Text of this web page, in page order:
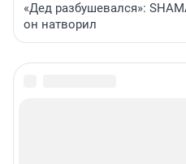
«Дед разбушевался»:
он натворил